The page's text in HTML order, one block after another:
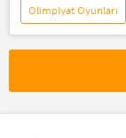
Olimpiyat Oyunları
Yusuf Dikeç
Instagram